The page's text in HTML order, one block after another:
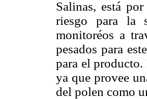
Salinas, está
riesgo para la
monitoréos a
pesados para
para el
ya que provee
del polen como